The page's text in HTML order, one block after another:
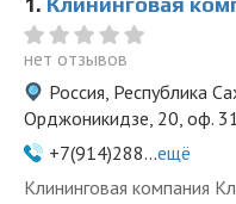
нет отзывов
Россия, Республика
Орджоникидзе, 20, оф.
+7(914)288...ещё
Клининговая компания